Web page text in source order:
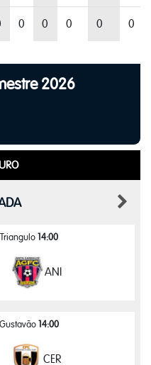
0 0 0 0 0
2026
14:00
ANI
14:00
CER